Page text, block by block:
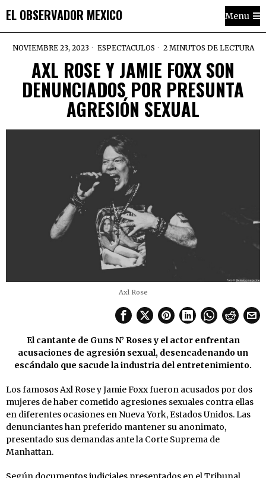
EL OBSERVADOR MEXICO Menu
NOVIEMBRE 23, 2023 ESPECTACULOS 2 MINUTOS DE LECTURA
AXL ROSE Y JAMIE FOXX SON
DENUNCIADOS POR PRESUNTA
AGRESIÓN SEXUAL
Axl Rose
El cantante de Guns N’ Roses y el actor enfrentan
acusaciones de agresión sexual, desencadenando un
escándalo que sacude la industria del entretenimiento.
Los famosos Axl Rose y Jamie Foxx fueron acusados por dos
mujeres de haber cometido agresiones sexuales contra ellas
en diferentes ocasiones en Nueva York, Estados Unidos. Las
denunciantes han preferido mantener su anonimato,
presentado sus demandas ante la Corte Suprema de
Manhattan.